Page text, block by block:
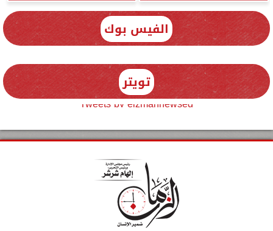
الفيس بوك
تويتر
Tweets by elzmannewseg